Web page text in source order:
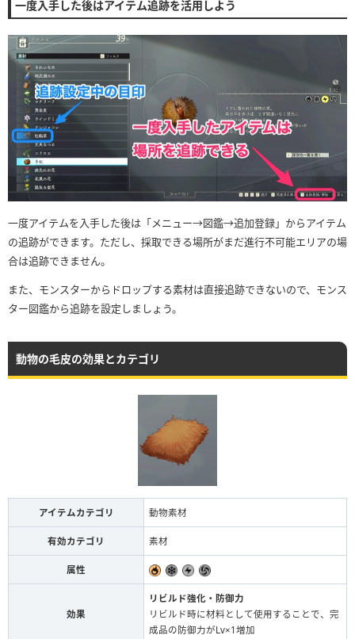
一度入手した後はアイテム追跡を活用しよう
一度アイテムを入手した後は「メニュー→図鑑→追加登録」からアイテム
の追跡ができます。ただし、採取できる場所がまだ進行不可能エリアの場
合は追跡できません。
また、モンスターからドロップする素材は直接追跡できないので、モンス
ター図鑑から追跡を設定しましょう。
動物の毛皮の効果とカテゴリ
アイテムカテゴリ 動物素材
有効カテゴリ 素材
属性
効果
リビルド強化・防御力
リビルド時に材料として使用することで、完
成品の防御力がLv×1増加